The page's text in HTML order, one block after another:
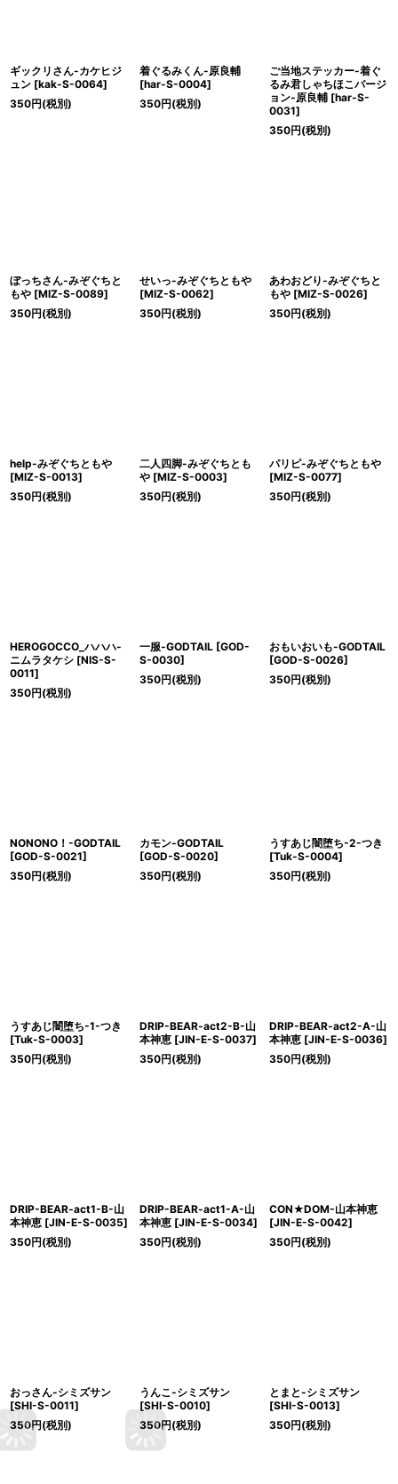
ギックリさん-カケヒジ
ュン [kak-S-0064]
350円(税別)
着ぐるみくん-原良輔
[har-S-0004]
350円(税別)
ご当地ステッカー-着ぐ
るみ君しゃちほこバージ
ョン-原良輔 [har-S-
0031]
350円(税別)
ぼっちさん-みぞぐちと
もや [MIZ-S-0089]
350円(税別)
せいっ-みぞぐちともや
[MIZ-S-0062]
350円(税別)
あわおどり-みぞぐちと
もや [MIZ-S-0026]
350円(税別)
help-みぞぐちともや
[MIZ-S-0013]
350円(税別)
二人四脚-みぞぐちとも
や [MIZ-S-0003]
350円(税別)
パリピ-みぞぐちともや
[MIZ-S-0077]
350円(税別)
HEROGOCCO_ハハハ-
ニムラタケシ [NIS-S-
0011]
350円(税別)
一服-GODTAIL [GOD-
S-0030]
350円(税別)
おもいおいも-GODTAIL
[GOD-S-0026]
350円(税別)
NONONO！-GODTAIL
[GOD-S-0021]
350円(税別)
カモン-GODTAIL
[GOD-S-0020]
350円(税別)
うすあじ闇堕ち-2-つき
[Tuk-S-0004]
350円(税別)
うすあじ闇堕ち-1-つき
[Tuk-S-0003]
350円(税別)
DRIP-BEAR-act2-B-山
本神恵 [JIN-E-S-0037]
350円(税別)
DRIP-BEAR-act2-A-山
本神恵 [JIN-E-S-0036]
350円(税別)
DRIP-BEAR-act1-B-山
本神恵 [JIN-E-S-0035]
350円(税別)
DRIP-BEAR-act1-A-山
本神恵 [JIN-E-S-0034]
350円(税別)
CON★DOM-山本神恵
[JIN-E-S-0042]
350円(税別)
おっさん-シミズサン
[SHI-S-0011]
350円(税別)
うんこ-シミズサン
[SHI-S-0010]
350円(税別)
とまと-シミズサン
[SHI-S-0013]
350円(税別)